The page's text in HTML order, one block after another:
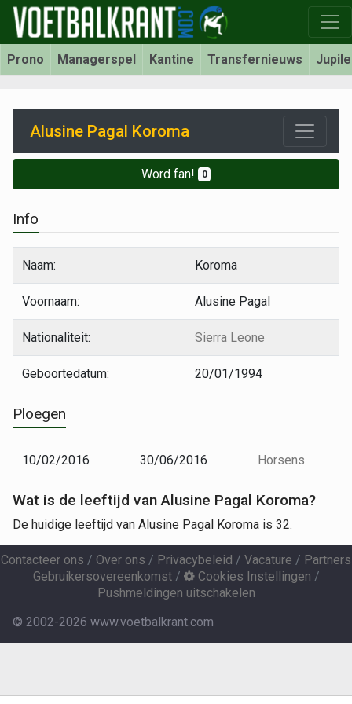
Prono Managerspel Kantine Transfernieuws
Alusine Pagal Koroma
Word fan! 0
Info
Naam: Koroma
Voornaam: Alusine Pagal
Nationaliteit: Sierra Leone
Geboortedatum: 20/01/1994
Ploegen
10/02/2016 30/06/2016 Horsens
Wat is de leeftijd van Alusine Pagal Koroma?
De huidige leeftijd van Alusine Pagal Koroma is 32.
Contacteer ons / Over ons / Privacybeleid / Vacature / Partners
Gebruikersovereenkomst/ Cookies Instellingen /
Pushmeldingen uitschakelen
© 2002-2026 www.voetbalkrant.com